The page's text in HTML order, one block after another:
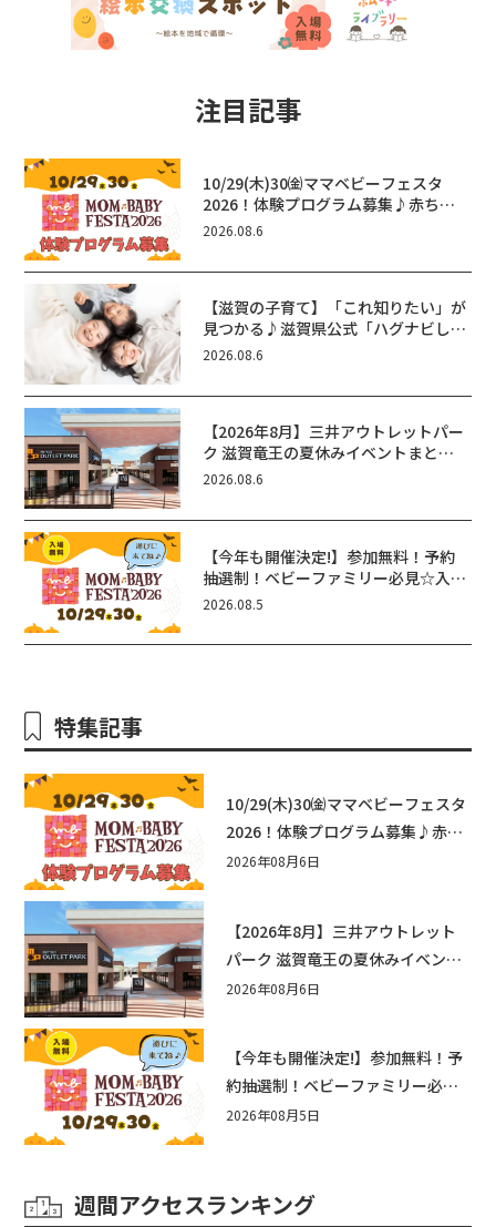
注目記事
10/29(木)30㈮ママベビーフェスタ
2026！体験プログラム募集♪赤ちゃ
ん向けイベントに出演しませんか？
2026.08.6
【滋賀の子育て】「これ知りたい」が
見つかる♪滋賀県公式「ハグナビし
が」使ってる？おでかけ・制度・子育
2026.08.6
【2026年8月】三井アウトレットパー
ク 滋賀竜王の夏休みイベントまと
め！びしょぬれ水あそび・激辛グル
ん！
2026.08.6
【今年も開催決定!】参加無料！予約
抽選制！ベビーファミリー必見☆入場
無料☆10/29(木)30(金)ママベビーフ
エリ守山
2026.08.5
特集記事
10/29(木)30㈮ママベビーフェスタ
2026！体験プログラム募集♪赤ち
ゃん向けイベントに出演しません
2026年08月6日
【2026年8月】三井アウトレット
パーク 滋賀竜王の夏休みイベント
まとめ！びしょぬれ水あそび・激
2026年08月6日
【今年も開催決定!】参加無料！予
約抽選制！ベビーファミリー必見
☆入場無料☆10/29(木)30(金)ママ
2026年08月5日
週間アクセスランキング